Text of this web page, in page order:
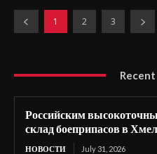
1 2 3
Российским
склад боеприпасов в
НОВОСТИ July 31, 2026